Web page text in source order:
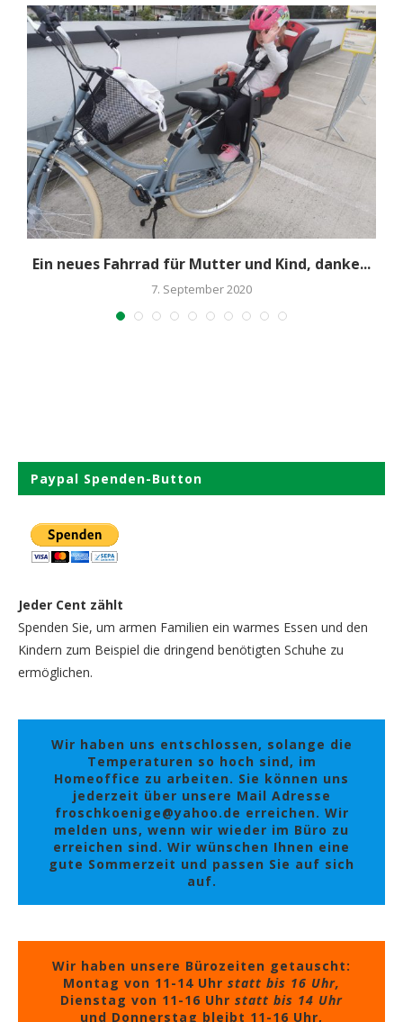
Ein neues Fahrrad für Mutter und Kind, danke...
7. September 2020
Paypal Spenden-Button
Jeder Cent zählt
Spenden Sie, um armen Familien ein warmes Essen und den
Kindern zum Beispiel die dringend benötigten Schuhe zu
ermöglichen.
Wir haben uns entschlossen, solange die
Temperaturen so hoch sind, im
Homeoffice zu arbeiten. Sie können uns
jederzeit über unsere Mail Adresse
froschkoenige@yahoo.de erreichen. Wir
melden uns, wenn wir wieder im Büro zu
erreichen sind. Wir wünschen Ihnen eine
gute Sommerzeit und passen Sie auf sich
auf.
Wir haben unsere Bürozeiten getauscht:
Montag von 11-14 Uhr statt bis 16 Uhr,
Dienstag von 11-16 Uhr statt bis 14 Uhr
und Donnerstag bleibt 11-16 Uhr,